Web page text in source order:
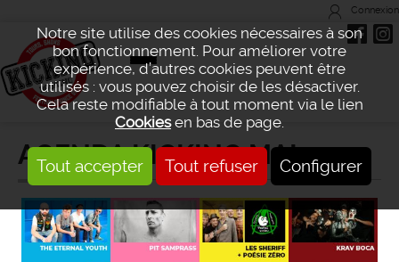
Notre site utilise des cookies nécessaires à son
bon fonctionnement. Pour améliorer votre
expérience, d’autres cookies peuvent être
utilisés : vous pouvez choisir de les désactiver.
Cela reste modifiable à tout moment via le lien
Cookiesen bas de page.
Tout accepter Tout refuser Configurer
Connexion
AGENDA KICKING MAI 2024